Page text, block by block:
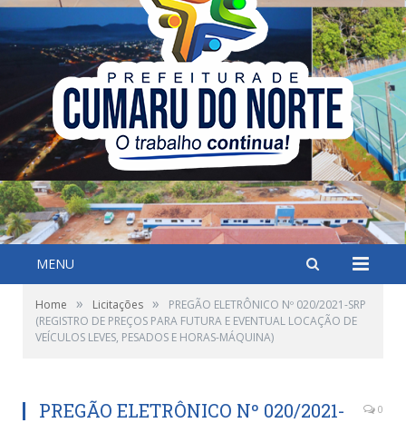
MENU
Home » Licitações »
PREGÃO ELETRÔNICO Nº 020/2021-SRP
(REGISTRO DE PREÇOS PARA FUTURA E EVENTUAL LOCAÇÃO DE
VEÍCULOS LEVES, PESADOS E HORAS-MÁQUINA)
PREGÃO ELETRÔNICO Nº 020/2021-
0